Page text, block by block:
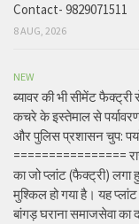
Contact- 9829071511
8 AUG, 2026
NEW
ब्यावर की भी सीमेंट
कचरे के इस्तेमाल से
और पुलिस प्रशासन चुप:
================
का जो प्लांट (फैक्ट्री)
मुश्किल हो गया है। यह
बांगड़ घराना समाजसेवा का